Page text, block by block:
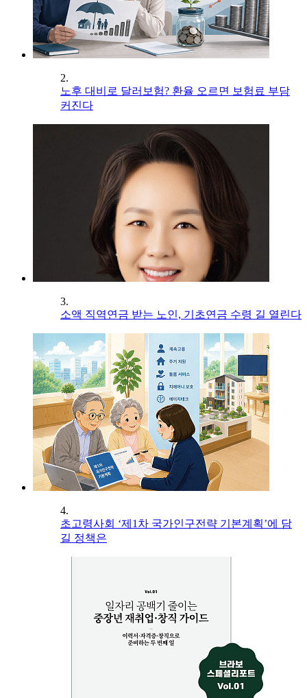
2.
노후 대비로 달러보험? 환율 오르면 보험료 부담
커진다
3.
소액 직역연금 받는 노인, 기초연금 수령 길 열린다
4.
초고령사회 ‘제1차 국가인구전략 기본계획’에 담
길 정책은